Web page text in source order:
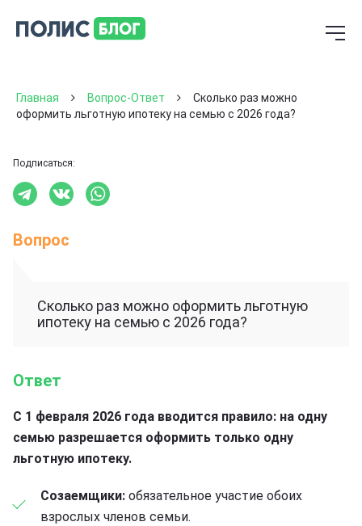
Главная Вопрос-Ответ
Сколько раз можно
оформить льготную ипотеку на семью с 2026 года?
Подписаться:
Вопрос
Сколько раз можно оформить льготную
ипотеку на семью с 2026 года?
Ответ
С 1 февраля 2026 года вводится правило: на одну
семью разрешается оформить только одну
льготную ипотеку.
Созаемщики: обязательное участие обоих
взрослых членов семьи.